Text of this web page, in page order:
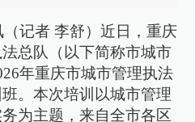
记者 李舒）近日，重庆
总队（以下简称市城市
年重庆市城市管理执法
。本次培训以城市管理
为主题，来自全市各区